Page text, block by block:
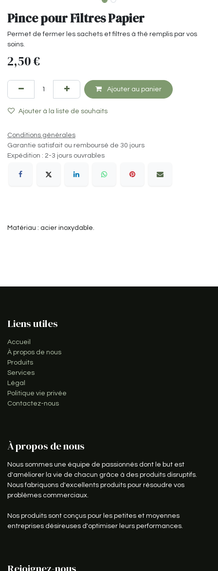
Pince pour Filtres Papier
Permet de fermer les sachets et filtres à thé remplis par vos
soins.
2,50€
Ajouter au panier
Ajouter à la liste de souhaits
Conditions générales
Garantie satisfait ou remboursé de 30 jours
Expédition : 2-3 jours ouvrables
Matériau : acier inoxydable.
Liens utiles
Accueil
À propos de nous
Produits
Services
Légal
Politique vie privée
Contactez-nous
À propos de nous
Nous sommes une équipe de passionnés dont le but est
d'améliorer la vie de chacun grâce à des produits disruptifs.
Nous fabriquons d'excellents produits pour résoudre vos
problèmes commerciaux.
Nos produits sont conçus pour les petites et moyennes
entreprises désireuses d'optimiser leurs performances.